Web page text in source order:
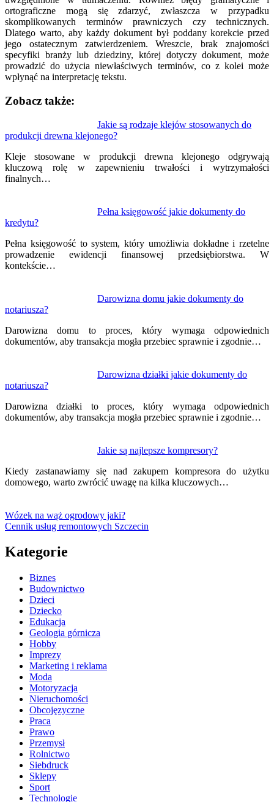
ortograficzne mogą się zdarzyć, zwłaszcza w przypadku
skomplikowanych terminów prawniczych czy technicznych.
Dlatego warto, aby każdy dokument był poddany korekcie przed
jego ostatecznym zatwierdzeniem. Wreszcie, brak znajomości
specyfiki branży lub dziedziny, której dotyczy dokument, może
prowadzić do użycia niewłaściwych terminów, co z kolei może
wpłynąć na interpretację tekstu.
Zobacz także:
Jakie są rodzaje klejów stosowanych do
produkcji drewna klejonego?
Kleje stosowane w produkcji drewna klejonego odgrywają
kluczową rolę w zapewnieniu trwałości i wytrzymałości
finalnych…
Pełna księgowość jakie dokumenty do
kredytu?
Pełna księgowość to system, który umożliwia dokładne i rzetelne
prowadzenie ewidencji finansowej przedsiębiorstwa. W
kontekście…
Darowizna domu jakie dokumenty do
notariusza?
Darowizna domu to proces, który wymaga odpowiednich
dokumentów, aby transakcja mogła przebiec sprawnie i zgodnie…
Darowizna działki jakie dokumenty do
notariusza?
Darowizna działki to proces, który wymaga odpowiednich
dokumentów, aby transakcja mogła przebiec sprawnie i zgodnie…
Jakie są najlepsze kompresory?
Kiedy zastanawiamy się nad zakupem kompresora do użytku
domowego, warto zwrócić uwagę na kilka kluczowych…
wpisu
Wózek na wąż ogrodowy jaki?
Cennik usług remontowych Szczecin
Kategorie
Biznes
Budownictwo
Dzieci
Dziecko
Edukacja
Geologia górnicza
Hobby
Imprezy
Marketing i reklama
Moda
Motoryzacja
Nieruchomości
Obcojęzyczne
Praca
Prawo
Przemysł
Rolnictwo
Siebdruck
Sklepy
Sport
Technologie